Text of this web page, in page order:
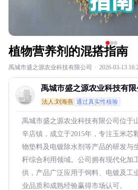
植物营养剂的混搭指南
禹城市盛之源农业科技有限公司 · 2026-03-13
禹城市盛之源农业科技有限
法人:刘海燕 通过真实性核验
禹城市盛之源农业科技有限公司位于
辛店镇，成立于2015年，专注玉米芯
物垫料及电镀除水剂等产品的研发与
秆综合利用领域。公司拥有现代化加
供，产品广泛应用于饲料、电镀及工
业品质和成熟经验赢得市场认可。